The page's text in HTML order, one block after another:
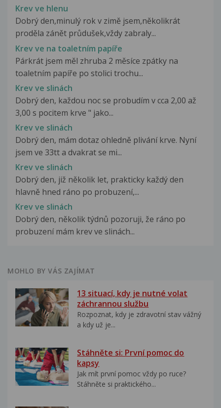
Krev ve hlenu
Dobrý den,minulý rok v zimě jsem,několikrát
proděla zánět průdušek,vždy zabraly...
Krev ve na toaletním papíře
Párkrát jsem měl zhruba 2 měsíce zpátky na
toaletním papíře po stolici trochu...
Krev ve slinách
Dobrý den, každou noc se probudím v cca 2,00 až
3,00 s pocitem krve " jako...
Krev ve slinách
Dobrý den, mám dotaz ohledně plivání krve. Nyní
jsem ve 33tt a dvakrat se mi...
Krev ve slinách
Dobrý den, již několik let, prakticky každý den
hlavně hned ráno po probuzení,...
Krev ve slinách
Dobrý den, několik týdnů pozoruji, že ráno po
probuzení mám krev ve slinách...
MOHLO BY VÁS ZAJÍMAT
13 situací, kdy je nutné volat
záchrannou službu
Rozpoznat, kdy je zdravotní stav vážný
a kdy už je...
Stáhněte si: První pomoc do
kapsy
Jak mít první pomoc vždy po ruce?
Stáhněte si praktického...